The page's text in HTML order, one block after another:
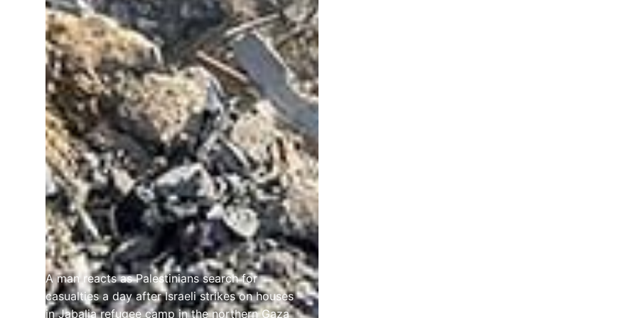
A man reacts as Palestinians search for
casualties a day after Israeli strikes on houses
in Jabalia refugee camp in the northern Gaza